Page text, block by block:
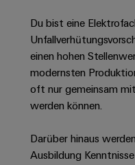
Maschinenbau
Lösungen
für
verschiedene
Segmente
der
Maschinen
und
Öl
IIoT
&
Automation
Software
Industrial
Analytics
Industrial
Feldbusverteiler
&
Software
Steuerungen
Reparatur
und
Ersatzteile
Trainings
und
Webinare
IIoT
and
Automation
Partner
Netzwerk
and
Automation
Aktuelle
Termine
Workshops
für
Schulklassen
Du bist eine
einen hohen
modernsten
oft nur gemeinsam
werden können.
Darüber hinaus
Ausbildung